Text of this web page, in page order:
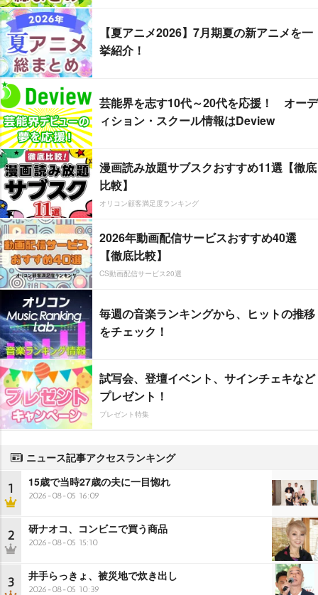
【夏アニメ2026】7月期夏の新アニメを一
挙紹介！
芸能界を志す10代～20代を応援！ オーデ
ィション・スクール情報はDeview
漫画読み放題サブスクおすすめ11選【徹底
比較】
オリコン顧客満足度ランキング
2026年動画配信サービスおすすめ40選
【徹底比較】
CS動画配信サービス20選
毎週の音楽ランキングから、ヒットの推移
をチェック！
試写会、登壇イベント、サインチェキなど
プレゼント！
プレゼント特集
ニュース記事アクセスランキング
1 15歳で当時27歳の夫に一目惚れ
2026-08-05 16:09
2 研ナオコ、コンビニで買う商品
2026-08-05 15:10
3 井手らっきょ、被災地で炊き出し
2026-08-05 10:39